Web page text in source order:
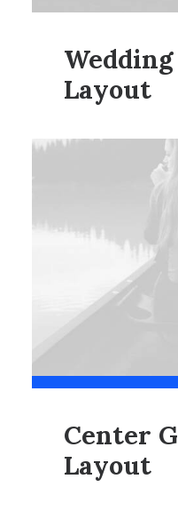
Layout
Center
Layout